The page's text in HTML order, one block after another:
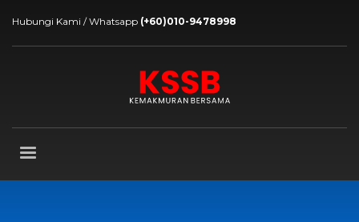
Hubungi Kami / Whatsapp (+60)010-9478998